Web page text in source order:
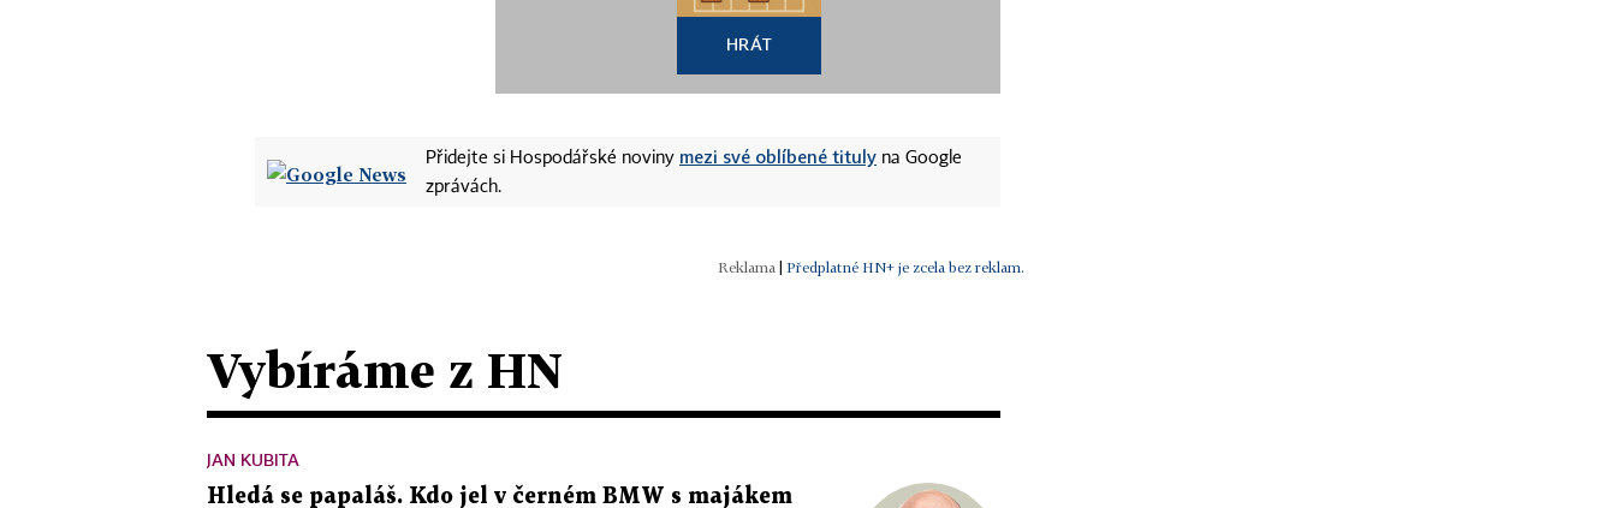
HRÁT
Přidejte si Hospodářské noviny mezi své oblíbené tituly na Google
zprávách.
| Předplatné HN+ je zcela bez reklam.
Vybíráme z HN
JAN KUBITA
Hledá se papaláš. Kdo jel v černém BMW s majákem